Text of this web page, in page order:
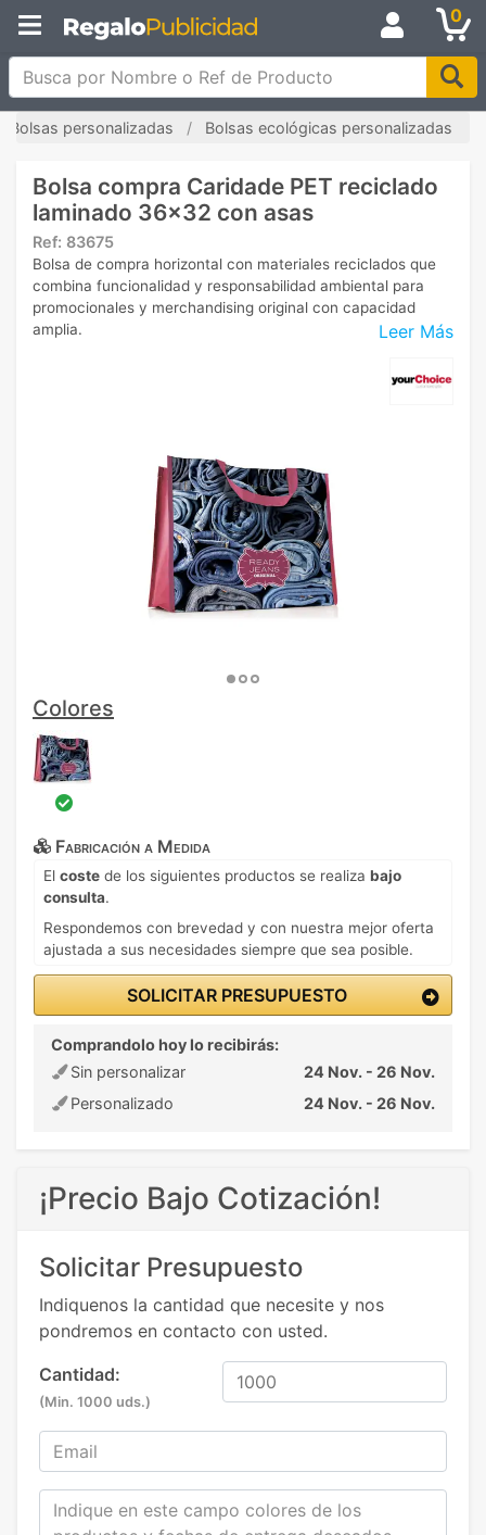
0
Busca por Nombre o Ref de Producto
Bolsas personalizadas Bolsas ecológicas personalizadas
Bolsa compra Caridade PET reciclado
laminado 36x32 con asas
Ref: 83675
Leer Más
Bolsa de compra horizontal con materiales reciclados que
combina funcionalidad y responsabilidad ambiental para
promocionales y merchandising original con capacidad
amplia.
Colores
Fabricación a Medida
El coste de los siguientes productos se realiza bajo
consulta.
Respondemos con brevedad y con nuestra mejor oferta
ajustada a sus necesidades siempre que sea posible.
SOLICITAR PRESUPUESTO
Comprandolo hoy lo recibirás:
Sin personalizar
24 Nov. - 26 Nov.
Personalizado
24 Nov. - 26 Nov.
¡Precio Bajo Cotización!
Solicitar Presupuesto
Indiquenos la cantidad que necesite y nos
pondremos en contacto con usted.
Cantidad:
(Min. 1000 uds.)